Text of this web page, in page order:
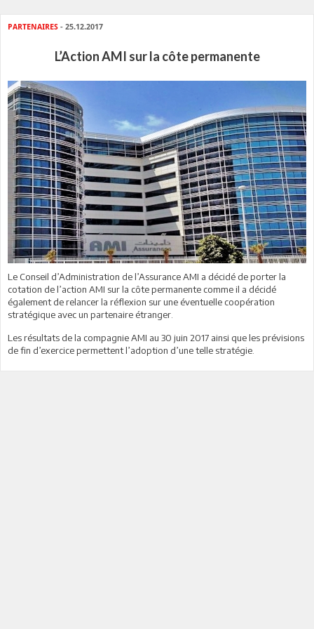
PARTENAIRES - 25.12.2017
L’Action AMI sur la côte permanente
Le Conseil d’Administration de l’Assurance AMI a décidé de porter la
cotation de l’action AMI sur la côte permanente comme il a décidé
également de relancer la réflexion sur une éventuelle coopération
stratégique avec un partenaire étranger.
Les résultats de la compagnie AMI au 30 juin 2017 ainsi que les prévisions
de fin d’exercice permettent l’adoption d’une telle stratégie.